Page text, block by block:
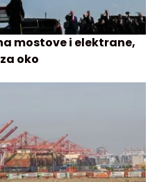
mostove i elektrane,
oko